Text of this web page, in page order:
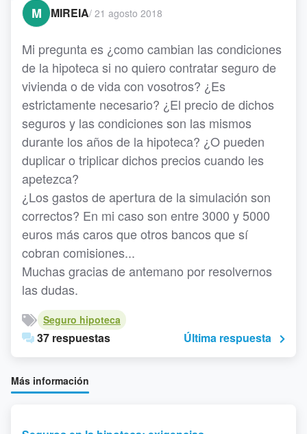
M
MIREIA/ 21 agosto 2018
Mi pregunta es ¿como cambian las condiciones
de la hipoteca si no quiero contratar seguro de
vivienda o de vida con vosotros? ¿Es
estrictamente necesario? ¿El precio de dichos
seguros y las condiciones son las mismos
durante los años de la hipoteca? ¿O pueden
duplicar o triplicar dichos precios cuando les
apetezca?
¿Los gastos de apertura de la simulación son
correctos? En mi caso son entre 3000 y 5000
euros más caros que otros bancos que sí
cobran comisiones...
Muchas gracias de antemano por resolvernos
las dudas.
Seguro hipoteca
37 respuestas Última respuesta
Más información